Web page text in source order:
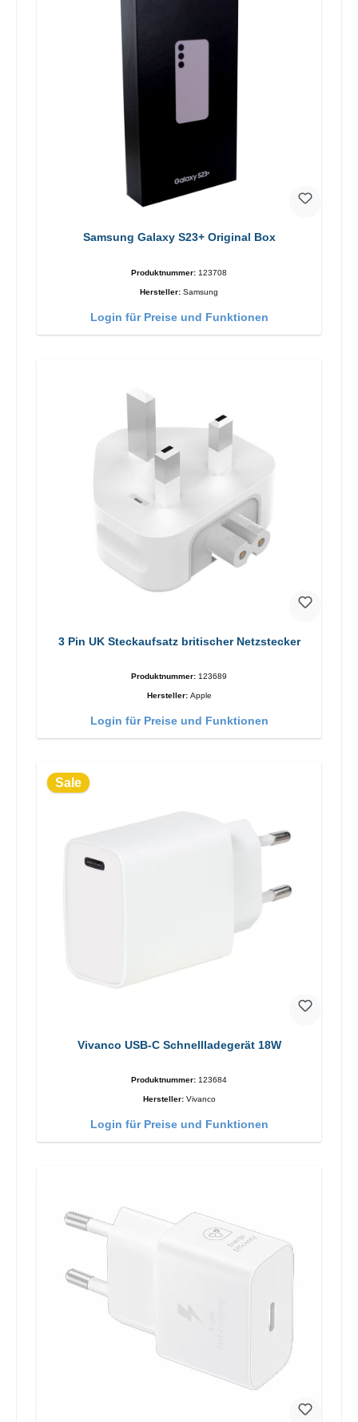
Samsung Galaxy S23+ Original Box
Produktnummer: 123708
Hersteller: Samsung
Login für Preise und Funktionen
3 Pin UK Steckaufsatz britischer Netzstecker
Produktnummer: 123689
Hersteller: Apple
Login für Preise und Funktionen
Sale
Vivanco USB-C Schnellladegerät 18W
Produktnummer: 123684
Hersteller: Vivanco
Login für Preise und Funktionen